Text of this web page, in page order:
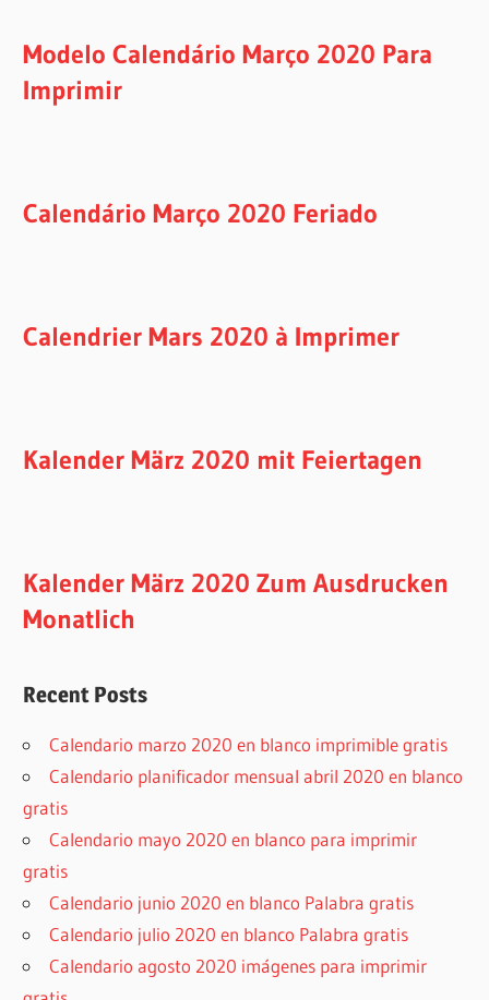
Modelo Calendário Março 2020 Para
Imprimir
Calendário Março 2020 Feriado
Calendrier Mars 2020 à Imprimer
Kalender März 2020 mit Feiertagen
Kalender März 2020 Zum Ausdrucken
Monatlich
Recent Posts
Calendario marzo 2020 en blanco imprimible gratis
Calendario planificador mensual abril 2020 en blanco
gratis
Calendario mayo 2020 en blanco para imprimir
gratis
Calendario junio 2020 en blanco Palabra gratis
Calendario julio 2020 en blanco Palabra gratis
Calendario agosto 2020 imágenes para imprimir